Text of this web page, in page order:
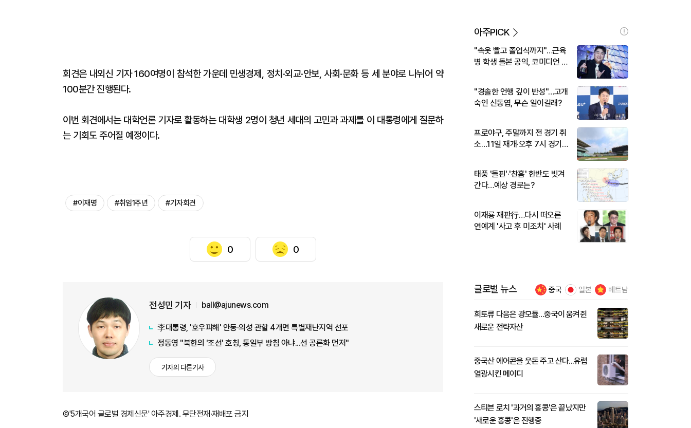
회견은 내외신 기자 160여명이 참석한 가운데 민생경제, 정치·외교·안보, 사회·문화 등 세 분야로 나뉘어 약
100분간 진행된다.
이번 회견에서는 대학언론 기자로 활동하는 대학생 2명이 청년 세대의 고민과 과제를 이 대통령에게 질문하
는 기회도 주어질 예정이다.
#이재명 #취임1주년 #기자회견
0 0
전성민 기자 ball@ajunews.com
李대통령, '호우피해' 안동·의성 관할 4개면 특별재난지역 선포
정동영 "북한의 '조선' 호칭, 통일부 방침 아냐...선 공론화 먼저"
기자의 다른기사
©'5개국어 글로벌 경제신문' 아주경제. 무단전재·재배포 금지
아주PICK
"속옷 빨고 졸업식까지"…근육
병 학생 돌본 공익, 코미디언 김
"경솔한 언행 깊이 반성"…고개
숙인 신동엽, 무슨 일이길래?
프로야구, 주말까지 전 경기 취
소…11일 재개·오후 7시 경기
태풍 '돌핀'·'찬홈' 한반도 빗겨
간다…예상 경로는?
이재룡 재판行…다시 떠오른
연예계 '사고 후 미조치' 사례
글로벌 뉴스 중국 일본 베트남
희토류 다음은 광모듈…중국이 움켜쥔
새로운 전략자산
중국산 에어콘을 웃돈 주고 산다...유럽
열광시킨 메이디
스티븐 로치 '과거의 홍콩'은 끝났지만
'새로운 홍콩'은 진행중